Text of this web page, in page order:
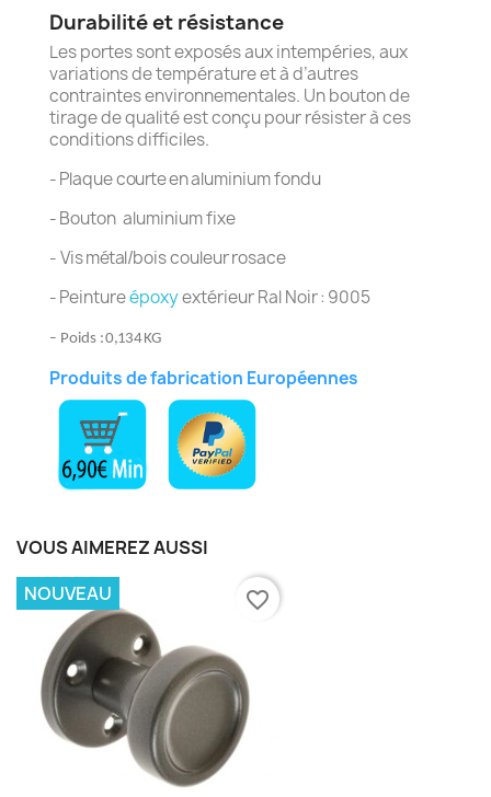
Durabilité et résistance
Les portes sont exposés aux intempéries, aux
variations de température et à d’autres
contraintes environnementales. Un bouton de
tirage de qualité est conçu pour résister à ces
conditions difficiles.
-Plaquecourte enaluminium fondu
-Boutonaluminiumfixe
-Vismétal/boiscouleurrosace
-Peintureépoxyextérieur Ral Noir: 9005
- Poids : 0,134 KG
Produits de fabrication Européennes
VOUS AIMEREZ AUSSI
NOUVEAU favorite_border